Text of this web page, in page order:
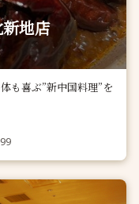
地店
も喜ぶ”新中国料理”を